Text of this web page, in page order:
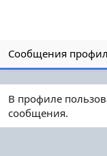
Сообщения
В профиле
сообщения.